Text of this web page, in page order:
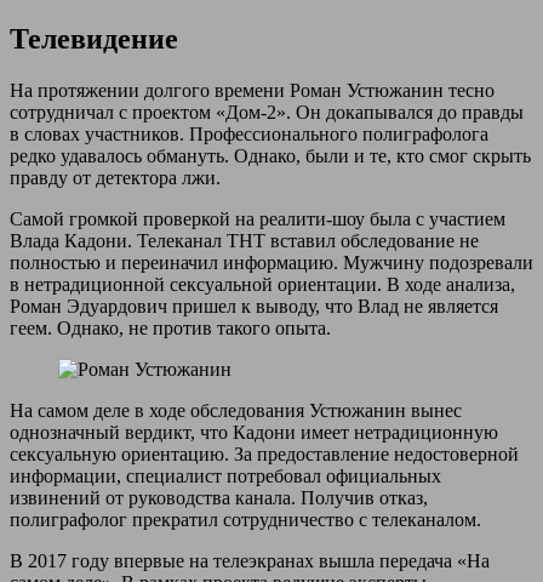
Телевидение
На протяжении долгого времени Роман Устюжанин тесно
сотрудничал с проектом «Дом-2». Он докапывался до правды
в словах участников. Профессионального полиграфолога
редко удавалось обмануть. Однако, были и те, кто смог скрыть
правду от детектора лжи.
Самой громкой проверкой на реалити-шоу была с участием
Влада Кадони. Телеканал ТНТ вставил обследование не
полностью и переиначил информацию. Мужчину подозревали
в нетрадиционной сексуальной ориентации. В ходе анализа,
Роман Эдуардович пришел к выводу, что Влад не является
геем. Однако, не против такого опыта.
На самом деле в ходе обследования Устюжанин вынес
однозначный вердикт, что Кадони имеет нетрадиционную
сексуальную ориентацию. За предоставление недостоверной
информации, специалист потребовал официальных
извинений от руководства канала. Получив отказ,
полиграфолог прекратил сотрудничество с телеканалом.
В 2017 году впервые на телеэкранах вышла передача «На